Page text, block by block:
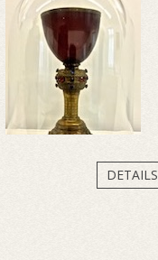
DETAILS